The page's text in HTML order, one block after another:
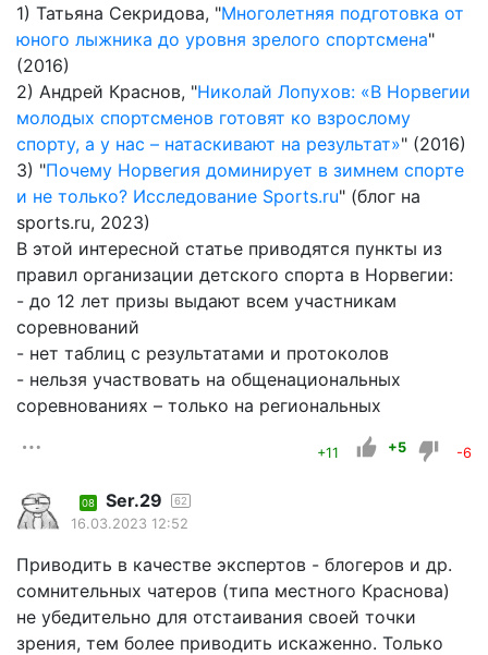
1) Татьяна Секридова, "Многолетняя подготовка от
юного лыжника до уровня зрелого спортсмена"
(2016)
2) Андрей Краснов, "Николай Лопухов: «В Норвегии
молодых спортсменов готовят ко взрослому
спорту, а у нас – натаскивают на результат»" (2016)
3) "Почему Норвегия доминирует в зимнем спорте
и не только? Исследование Sports.ru" (блог на
sports.ru, 2023)
В этой интересной статье приводятся пункты из
правил организации детского спорта в Норвегии:
- до 12 лет призы выдают всем участникам
соревнований
- нет таблиц с результатами и протоколов
- нельзя участвовать на общенациональных
соревнованиях – только на региональных
+11 +5 -6
08 Ser.29 62
16.03.2023 12:52
Приводить в качестве экспертов - блогеров и др.
сомнительных чатеров (типа местного Краснова)
не убедительно для отстаивания своей точки
зрения, тем более приводить искаженно. Только